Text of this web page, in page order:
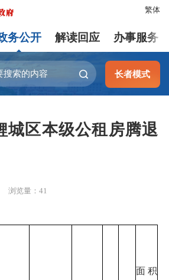
繁体
务公开 解读回应 办事服务
长者模式
城区本级公租房腾退
浏览量： 41
面积